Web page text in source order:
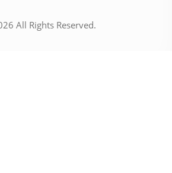
All Rights Reserved.